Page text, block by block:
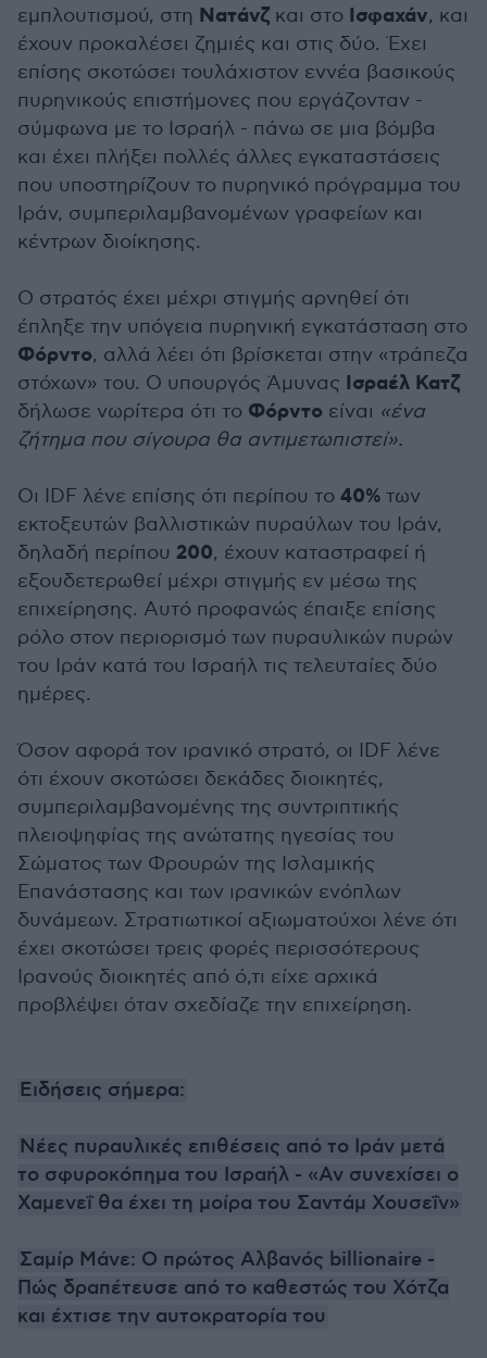
εμπλουτισμού, στη Νατάνζ και στο Ισφαχάν, και
έχουν προκαλέσει ζημιές και στις δύο. Έχει
επίσης σκοτώσει τουλάχιστον εννέα βασικούς
πυρηνικούς επιστήμονες που εργάζονταν -
σύμφωνα με το Ισραήλ - πάνω σε μια βόμβα
και έχει πλήξει πολλές άλλες εγκαταστάσεις
που υποστηρίζουν το πυρηνικό πρόγραμμα του
Ιράν, συμπεριλαμβανομένων γραφείων και
κέντρων διοίκησης.
Ο στρατός έχει μέχρι στιγμής αρνηθεί ότι
έπληξε την υπόγεια πυρηνική εγκατάσταση στο
Φόρντο, αλλά λέει ότι βρίσκεται στην «τράπεζα
στόχων» του. Ο υπουργός Άμυνας Ισραέλ Κατζ
δήλωσε νωρίτερα ότι το Φόρντο είναι «ένα
ζήτημα που σίγουρα θα αντιμετωπιστεί».
Οι IDF λένε επίσης ότι περίπου το 40% των
εκτοξευτών βαλλιστικών πυραύλων του Ιράν,
δηλαδή περίπου 200, έχουν καταστραφεί ή
εξουδετερωθεί μέχρι στιγμής εν μέσω της
επιχείρησης. Αυτό προφανώς έπαιξε επίσης
ρόλο στον περιορισμό των πυραυλικών πυρών
του Ιράν κατά του Ισραήλ τις τελευταίες δύο
ημέρες.
Όσον αφορά τον ιρανικό στρατό, οι IDF λένε
ότι έχουν σκοτώσει δεκάδες διοικητές,
συμπεριλαμβανομένης της συντριπτικής
πλειοψηφίας της ανώτατης ηγεσίας του
Σώματος των Φρουρών της Ισλαμικής
Επανάστασης και των ιρανικών ενόπλων
δυνάμεων. Στρατιωτικοί αξιωματούχοι λένε ότι
έχει σκοτώσει τρεις φορές περισσότερους
Ιρανούς διοικητές από ό,τι είχε αρχικά
προβλέψει όταν σχεδίαζε την επιχείρηση.
Ειδήσεις σήμερα:
Νέες πυραυλικές επιθέσεις από το Ιράν μετά
το σφυροκόπημα του Ισραήλ - «Αν συνεχίσει ο
Χαμενεΐ θα έχει τη μοίρα του Σαντάμ Χουσεΐν»
Σαμίρ Μάνε: Ο πρώτος Αλβανός billionaire -
Πώς δραπέτευσε από το καθεστώς του Χότζα
και έχτισε την αυτοκρατορία του